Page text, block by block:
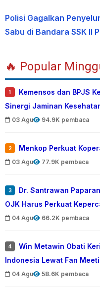
Polisi Gagalkan
Sabu di Bandara SSK II
🔥 Popular
1
Kemensos dan BPJS
Sinergi Jaminan
03 Agu 94.9K pembaca
2 Menkop Perkuat
03 Agu 77.9K pembaca
3
Dr. Santrawan
OJK Harus Perkuat
04 Agu 66.2K pembaca
4
Win Metawin Obati
Indonesia Lewat Fan
04 Agu 58.6K pembaca